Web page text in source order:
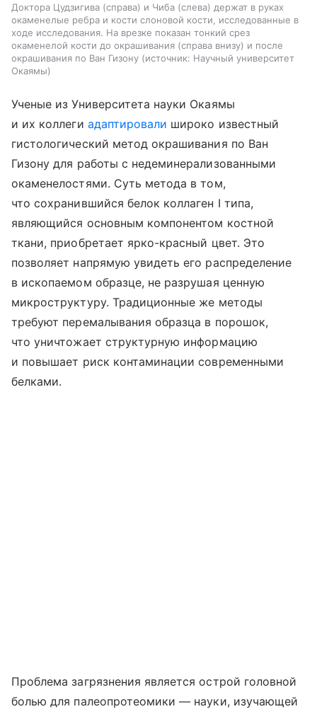
Доктора Цудзигива (справа) и Чиба (слева) держат в руках
окаменелые ребра и кости слоновой кости, исследованные в
ходе исследования. На врезке показан тонкий срез
окаменелой кости до окрашивания (справа внизу) и после
окрашивания по Ван Гизону
источник: Научный университет
Окаямы
Ученые из Университета науки Окаямы
и их коллеги адаптировали широко известный
гистологический метод окрашивания по Ван
Гизону для работы с недеминерализованными
окаменелостями. Суть метода в том,
что сохранившийся белок коллаген I типа,
являющийся основным компонентом костной
ткани, приобретает ярко-красный цвет. Это
позволяет напрямую увидеть его распределение
в ископаемом образце, не разрушая ценную
микроструктуру. Традиционные же методы
требуют перемалывания образца в порошок,
что уничтожает структурную информацию
и повышает риск контаминации современными
белками.
Проблема загрязнения является острой головной
болью для палеопротеомики — науки, изучающей